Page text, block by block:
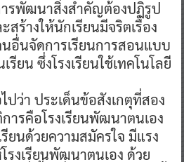
รพัฒนาสิ่งสำคัญต้องปฏิรูป
สร้างให้นักเรียนมีจริตเรื่อง
อื่นจัดการเรียนการสอนแบบ
รียน ซึ่งโรงเรียนใช้เทคโนโลยี
ว่า ประเด็นข้อสังเกตุที่สอง
ารคือโรงเรียนพัฒนาตนเอง
ยนด้วยความสมัครใจ มีแรง
รงเรียนพัฒนาตนเอง ด้วย